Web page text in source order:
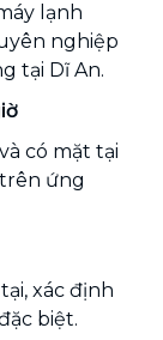
lạnh
nghiệp
tại Dĩ An.
có mặt tại
ứng
xác định
biệt.